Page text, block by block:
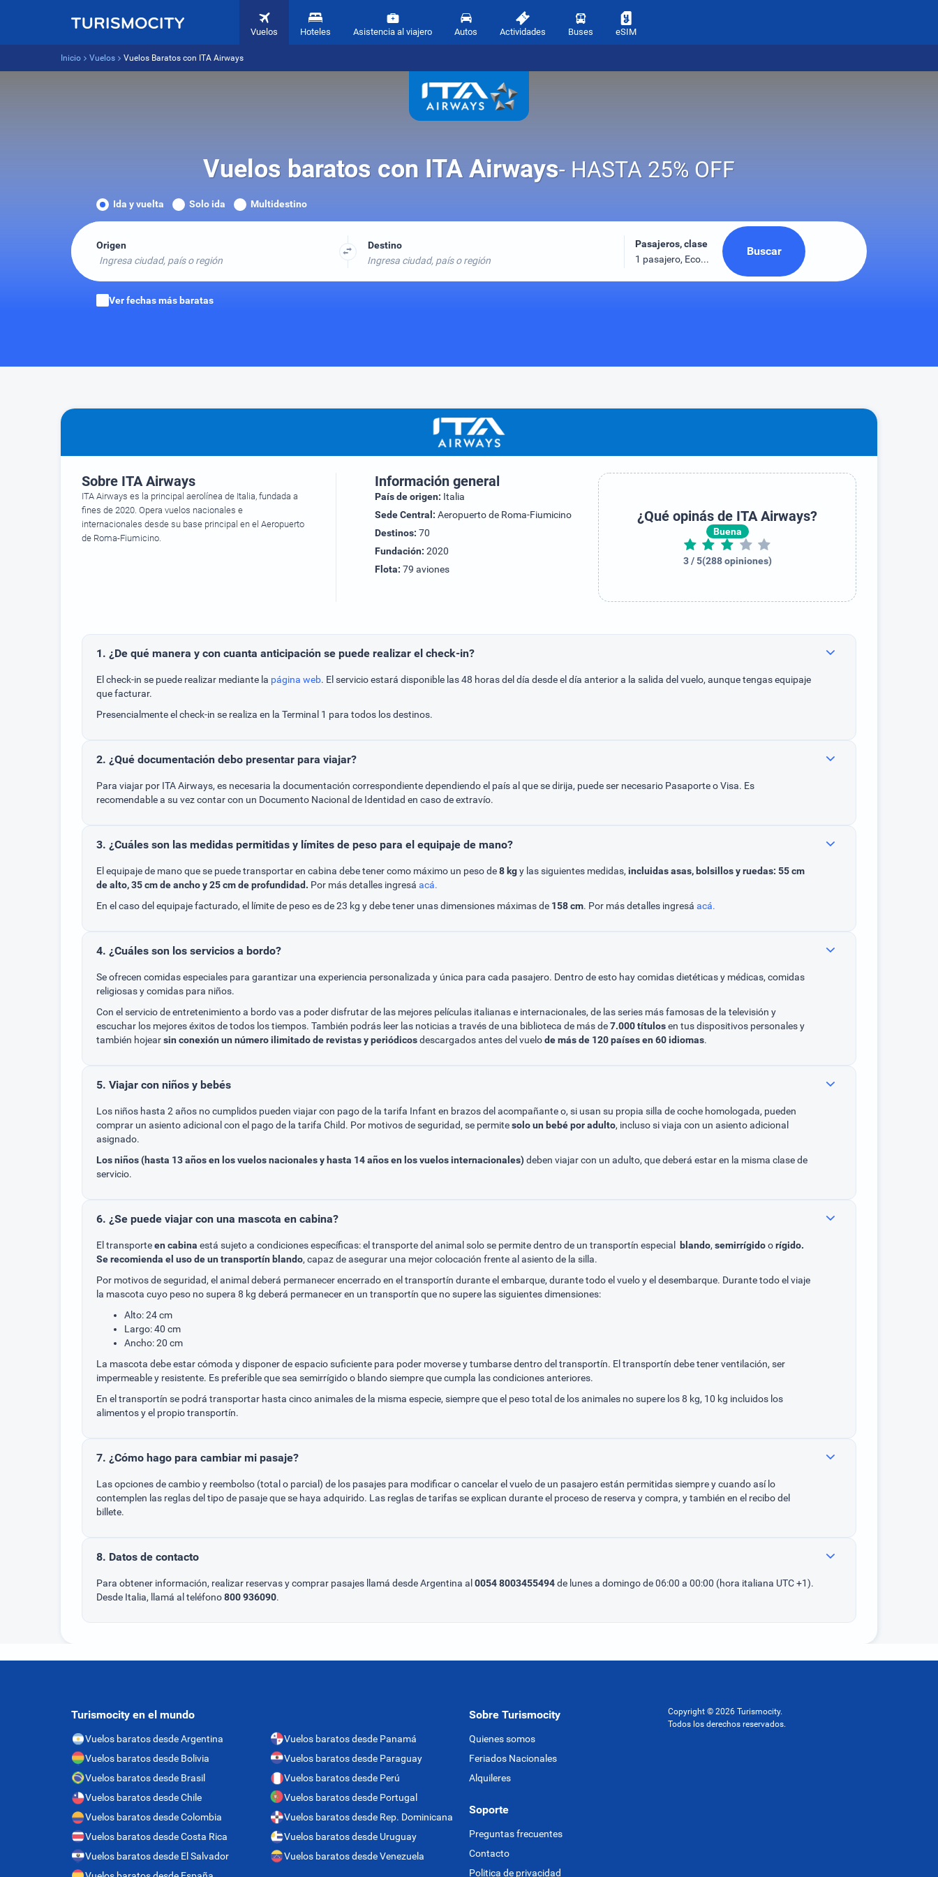
Vuelos Hoteles Asistencia al viajero Autos Actividades Buses eSIM
Inicio Vuelos Vuelos Baratos con ITA Airways
Vuelos baratos con ITA Airways- HASTA 25% OFF
Ida y vuelta Solo ida Multidestino
Origen
Ingresa ciudad, país o región
Destino
Ingresa ciudad, país o región
Pasajeros, clase
1 pasajero, Económica
Buscar
Ver fechas más baratas
Sobre ITA Airways
ITA Airways es la principal aerolínea de Italia, fundada a
fines de 2020. Opera vuelos nacionales e
internacionales desde su base principal en el Aeropuerto
de Roma-Fiumicino.
Información general
País de origen: Italia
Sede Central: Aeropuerto de Roma-Fiumicino
Destinos: 70
Fundación: 2020
Flota: 79 aviones
¿Qué opinás de ITA Airways?
Buena
3 / 5(288 opiniones)
1. ¿De qué manera y con cuanta anticipación se puede realizar el check-in?
El check-in se puede realizar mediante la página web. El servicio estará disponible las 48 horas del día desde el día anterior a la salida del vuelo, aunque tengas equipaje
que facturar.
Presencialmente el check-in se realiza en la Terminal 1 para todos los destinos.
2. ¿Qué documentación debo presentar para viajar?
Para viajar por ITA Airways, es necesaria la documentación correspondiente dependiendo el país al que se dirija, puede ser necesario Pasaporte o Visa. Es
recomendable a su vez contar con un Documento Nacional de Identidad en caso de extravío.
3. ¿Cuáles son las medidas permitidas y límites de peso para el equipaje de mano?
El equipaje de mano que se puede transportar en cabina debe tener como máximo un peso de8 kgy las siguientes medidas, incluidas asas, bolsillos y ruedas: 55 cm
de alto, 35 cm de ancho y 25 cm de profundidad. Por más detalles ingresá acá.
En el caso del equipaje facturado, el límite de peso es de 23 kg y debe tener unas dimensiones máximas de 158 cm. Por más detalles ingresá acá.
4. ¿Cuáles son los servicios a bordo?
Se ofrecen comidas especiales para garantizar una experiencia personalizada y única para cada pasajero. Dentro de esto hay comidas dietéticas y médicas, comidas
religiosas y comidas para niños.
Con el servicio de entretenimiento a bordo vas a poder disfrutar de las mejores películas italianas e internacionales, de las series más famosas de la televisión y
escuchar los mejores éxitos de todos los tiempos. También podrás leer las noticias a través de una biblioteca de más de7.000 títulosen tus dispositivos personales y
también hojearsin conexión un número ilimitado de revistas y periódicosdescargados antes del vuelode más de 120 países en 60 idiomas.
5. Viajar con niños y bebés
Los niños hasta 2 años no cumplidos pueden viajar con pago de la tarifa Infant en brazos del acompañante o, si usan su propia silla de coche homologada, pueden
comprar un asiento adicional con el pago de la tarifa Child. Por motivos de seguridad, se permitesolo un bebé por adulto, incluso si viaja con un asiento adicional
asignado.
Los niños (hasta 13 años en los vuelos nacionales y hasta 14 años en los vuelos internacionales)deben viajar con un adulto, que deberá estar en la misma clase de
servicio.
6. ¿Se puede viajar con una mascota en cabina?
El transporteen cabina está sujeto a condiciones específicas: el transporte del animal solo se permite dentro de un transportín especial blando, semirrígidoorígido.
Se recomienda el uso de un transportín blando, capaz de asegurar una mejor colocación frente al asiento de la silla.
Por motivos de seguridad, el animal deberá permanecer encerrado en el transportín durante el embarque, durante todo el vuelo y el desembarque. Durante todo el viaje
la mascota cuyo peso no supera 8 kg deberá permanecer en un transportín que no supere las siguientes dimensiones:
Alto: 24 cm
Largo: 40 cm
Ancho: 20 cm
La mascota debe estar cómoda y disponer de espacio suficiente para poder moverse y tumbarse dentro del transportín. El transportín debe tener ventilación, ser
impermeable y resistente. Es preferible que sea semirrígido o blando siempre que cumpla las condiciones anteriores.
En el transportín se podrá transportar hasta cinco animales de la misma especie, siempre que el peso total de los animales no supere los 8 kg, 10 kg incluidos los
alimentos y el propio transportín.
7. ¿Cómo hago para cambiar mi pasaje?
Las opciones de cambio y reembolso (total o parcial) de los pasajes para modificar o cancelar el vuelo de un pasajero están permitidas siempre y cuando así lo
contemplen las reglas del tipo de pasaje que se haya adquirido. Las reglas de tarifas se explican durante el proceso de reserva y compra, y también en el recibo del
billete.
8. Datos de contacto
Para obtener información, realizar reservas y comprar pasajes llamá desde Argentina al 0054 8003455494de lunes a domingo de 06:00 a 00:00 (hora italiana UTC +1).
Desde Italia, llamá al teléfono800 936090.
Turismocity en el mundo
Vuelos baratos desde Argentina
Vuelos baratos desde Bolivia
Vuelos baratos desde Brasil
Vuelos baratos desde Chile
Vuelos baratos desde Colombia
Vuelos baratos desde Costa Rica
Vuelos baratos desde El Salvador
Vuelos baratos desde Panamá
Vuelos baratos desde Paraguay
Vuelos baratos desde Perú
Vuelos baratos desde Portugal
Vuelos baratos desde Rep. Dominicana
Vuelos baratos desde Uruguay
Vuelos baratos desde Venezuela
Sobre Turismocity
Quienes somos
Feriados Nacionales
Alquileres
Soporte
Preguntas frecuentes
Contacto
Politica de privacidad
Copyright © 2026 Turismocity.
Todos los derechos reservados.